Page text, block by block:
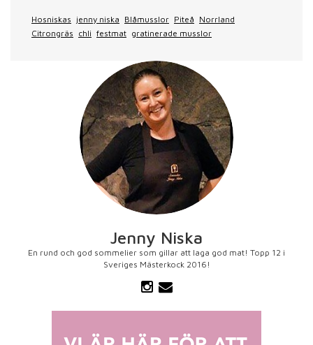
Hosniskas jenny niska Blåmusslor Piteå Norrland
Citrongräs chli festmat gratinerade musslor
Jenny Niska
En rund och god sommelier som gillar att laga god mat! Topp 12 i
Sveriges Mästerkock 2016!